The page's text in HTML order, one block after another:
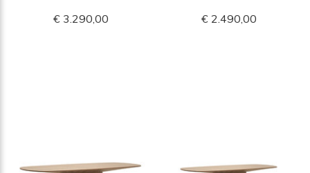
€ 3.290,00 € 2.490,00